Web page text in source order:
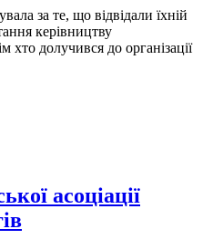
за те, що відвідали їхній
керівництву
хто долучився до організації
асоціації